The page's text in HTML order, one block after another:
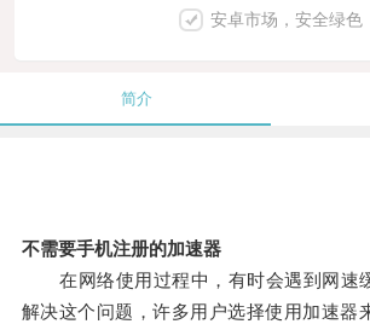
安卓市场，安全绿色
简介
不需要手机注册的加速器
在网络使用过程中，有时会遇到网速
解决这个问题，许多用户选择使用加速器